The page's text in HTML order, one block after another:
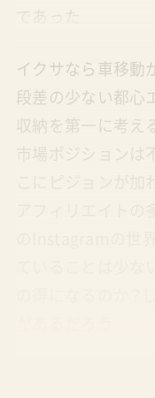
であった
イクサなら車移動
段差の少ない都心
収納を第一に考